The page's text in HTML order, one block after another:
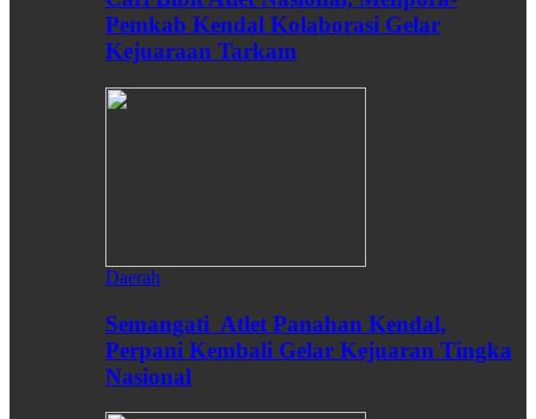
Pemkab Kendal Kolaborasi Gelar
Kejuaraan Tarkam
Daerah
Semangati Atlet Panahan Kendal,
Perpani Kembali Gelar Kejuaran Tingka
Nasional